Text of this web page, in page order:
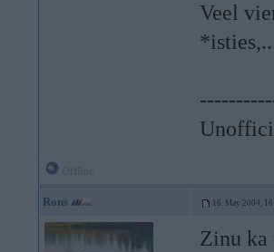
Veel
*isties,..
Rons 16. May 2004,
Zinu ka